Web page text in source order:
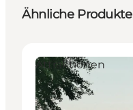
Ähnliche Produkte
Attraktionen